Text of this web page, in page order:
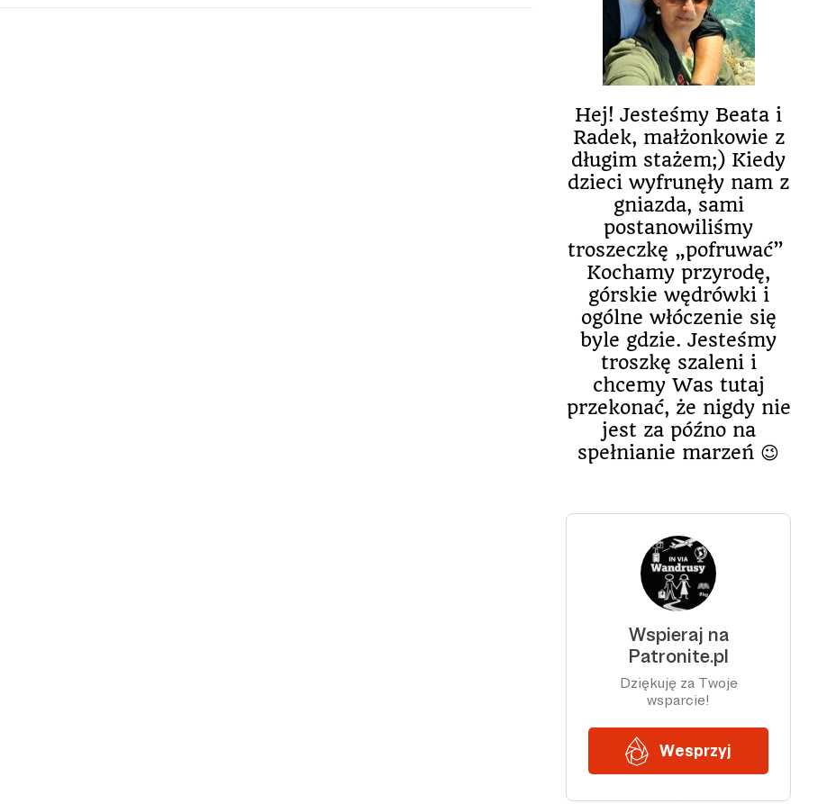
Hej! Jesteśmy Beata i
Radek, małżonkowie z
długim stażem;) Kiedy
dzieci wyfrunęły nam z
gniazda, sami
postanowiliśmy
troszeczkę „pofruwać”
Kochamy przyrodę,
górskie wędrówki i
ogólne włóczenie się
byle gdzie. Jesteśmy
troszkę szaleni i
chcemy Was tutaj
przekonać, że nigdy nie
jest za późno na
spełnianie marzeń 😉